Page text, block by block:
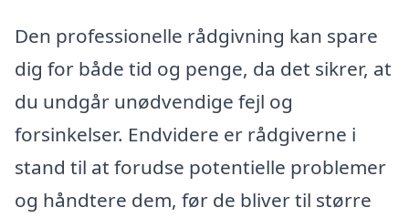
Den professionelle rådgivning kan spare
dig for både tid og penge, da det sikrer, at
du undgår unødvendige fejl og
forsinkelser. Endvidere er rådgiverne i
stand til at forudse potentielle problemer
og håndtere dem, før de bliver til større